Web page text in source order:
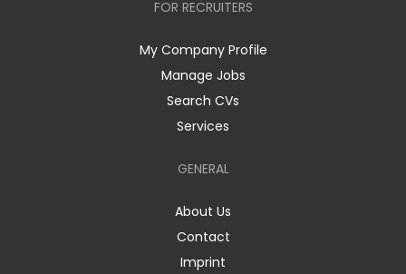
FOR RECRUITERS
My Company Profile
Manage Jobs
Search CVs
Services
GENERAL
About Us
Contact
Imprint